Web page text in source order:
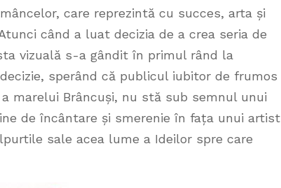
care reprezintă cu succes, arta și
când a luat decizia de a crea seria de
vizuală s-a gândit în primul rând la
sperând că publicul iubitor de frumos
marelui Brâncuși, nu stă sub semnul unui
de încântare și smerenie în fața unui artist
sale acea lume a Ideilor spre care